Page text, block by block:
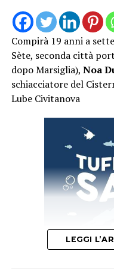
competenti”.
Infine, il sindaco
che ha realizzato le
viaria è stata
sospensione della
“L’intervento per la
sdrucciolevoli sarà
autunno”, ha concluso
Compirà 19 anni a
Sète, seconda città
dopo Marsiglia), Noa
schiacciatore del
Lube Civitanova
LEGGI